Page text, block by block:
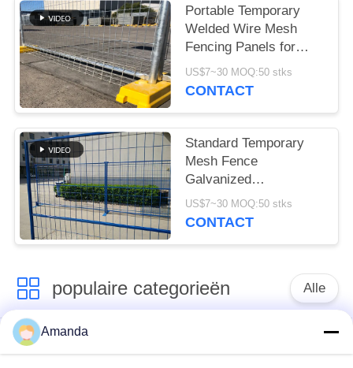
Portable Temporary
Welded Wire Mesh
Fencing Panels for
Events
US$7~30 MOQ:50 stks
CONTACT
Standard Temporary
Mesh Fence
Galvanized
Construction Fencing
US$7~30 MOQ:50 stks
CONTACT
populaire categorieën Alle
de verpakking van de
Gestructureerde
Amanda